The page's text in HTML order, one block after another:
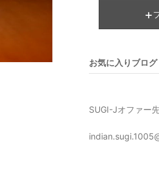
お気に入りブログ
SUGI-Jオファー